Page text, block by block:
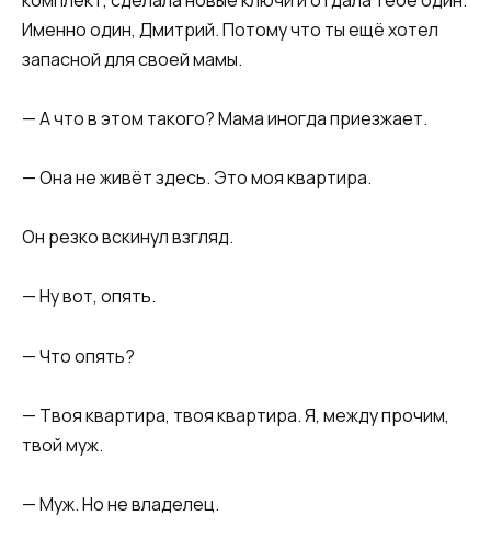
Именно один, Дмитрий. Потому что ты ещё хотел
запасной для своей мамы.
— А что в этом такого? Мама иногда приезжает.
— Она не живёт здесь. Это моя квартира.
Он резко вскинул взгляд.
— Ну вот, опять.
— Что опять?
— Твоя квартира, твоя квартира. Я, между прочим,
твой муж.
— Муж. Но не владелец.